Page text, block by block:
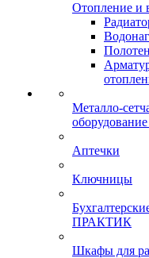
Отопление и
Металло-
Аптечки
Ключницы
ПРАКТИК
Шкафы для